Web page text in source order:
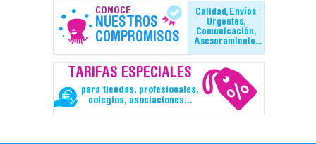
CONOCE
NUESTROS
COMPROMISOS
Calidad, Envíos
Urgentes,
Comunicación,
Asesoramiento...
TARIFAS ESPECIALES
para tiendas, profesionales,
colegios, asociaciones...